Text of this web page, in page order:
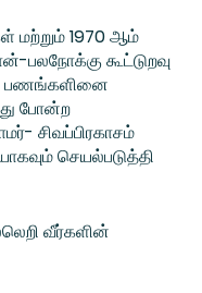
மற்றும் 1970 ஆம்
பலநோக்கு கூட்டுறவு
பணங்களினை
போன்ற
சிவப்பிரகாசம்
செயல்படுத்தி
வீர்களின்